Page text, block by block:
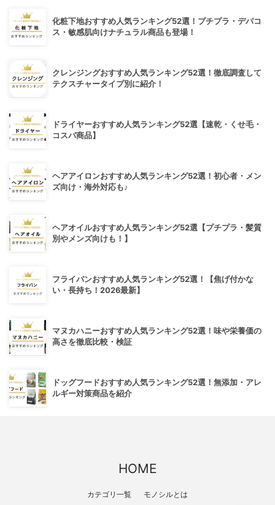
化粧下地おすすめ人気ランキング52選！プチプラ・デパコ
ス・敏感肌向けナチュラル商品も登場！
クレンジングおすすめ人気ランキング52選！徹底調査して
テクスチャータイプ別に紹介！
ドライヤーおすすめ人気ランキング52選【速乾・くせ毛・
コスパ商品】
ヘアアイロンおすすめ人気ランキング52選！初心者・メン
ズ向け・海外対応も♪
ヘアオイルおすすめ人気ランキング52選【プチプラ・髪質
別やメンズ向けも！】
フライパンおすすめ人気ランキング52選！【焦げ付かな
い・長持ち！2026最新】
マヌカハニーおすすめ人気ランキング52選！味や栄養価の
高さを徹底比較・検証
ドッグフードおすすめ人気ランキング52選！無添加・アレ
ルギー対策商品を紹介
HOME
カテゴリ一覧 モノシルとは